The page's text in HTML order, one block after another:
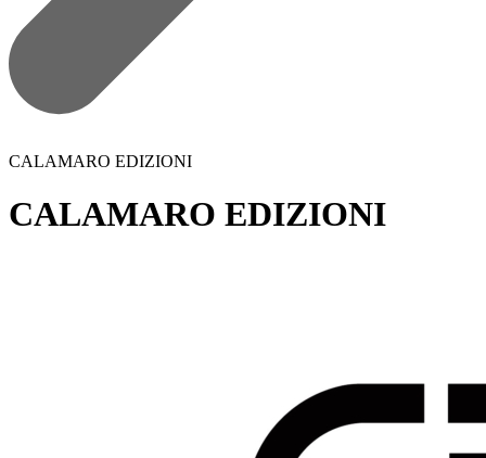
CALAMARO EDIZIONI
CALAMARO EDIZIONI